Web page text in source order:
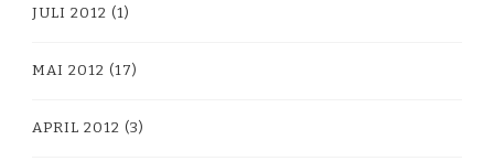
JULI 2012 (1)
MAI 2012 (17)
APRIL 2012 (3)